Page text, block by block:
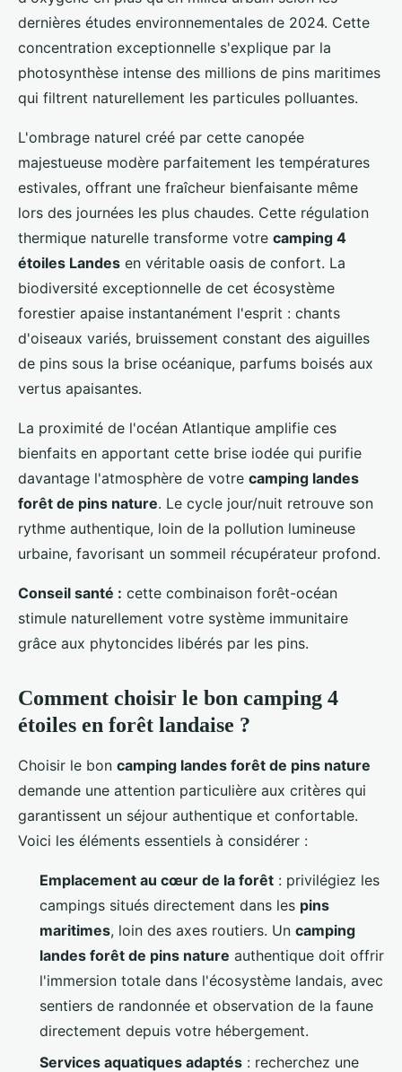
dernières études environnementales de 2024. Cette
concentration exceptionnelle s'explique par la
photosynthèse intense des millions de pins maritimes
qui filtrent naturellement les particules polluantes.
L'ombrage naturel créé par cette canopée
majestueuse modère parfaitement les températures
estivales, offrant une fraîcheur bienfaisante même
lors des journées les plus chaudes. Cette régulation
thermique naturelle transforme votre camping 4
étoiles Landes en véritable oasis de confort. La
biodiversité exceptionnelle de cet écosystème
forestier apaise instantanément l'esprit : chants
d'oiseaux variés, bruissement constant des aiguilles
de pins sous la brise océanique, parfums boisés aux
vertus apaisantes.
La proximité de l'océan Atlantique amplifie ces
bienfaits en apportant cette brise iodée qui purifie
davantage l'atmosphère de votre camping landes
forêt de pins nature. Le cycle jour/nuit retrouve son
rythme authentique, loin de la pollution lumineuse
urbaine, favorisant un sommeil récupérateur profond.
Conseil santé : cette combinaison forêt-océan
stimule naturellement votre système immunitaire
grâce aux phytoncides libérés par les pins.
Comment choisir le bon camping 4
étoiles en forêt landaise ?
Choisir le bon camping landes forêt de pins nature
demande une attention particulière aux critères qui
garantissent un séjour authentique et confortable.
Voici les éléments essentiels à considérer :
Emplacement au cœur de la forêt : privilégiez les
campings situés directement dans les pins
maritimes, loin des axes routiers. Un camping
landes forêt de pins nature authentique doit offrir
l'immersion totale dans l'écosystème landais, avec
sentiers de randonnée et observation de la faune
directement depuis votre hébergement.
Services aquatiques adaptés : recherchez une